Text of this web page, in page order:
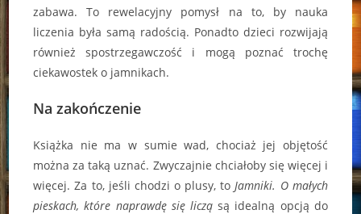
zabawa. To rewelacyjny pomysł na to, by nauka
liczenia była samą radością. Ponadto dzieci rozwijają
również spostrzegawczość i mogą poznać trochę
ciekawostek o jamnikach.
Na zakończenie
Książka nie ma w sumie wad, chociaż jej objętość
można za taką uznać. Zwyczajnie chciałoby się więcej i
więcej. Za to, jeśli chodzi o plusy, toJamniki. O małych
pieskach, które naprawdę się liczą są idealną opcją do